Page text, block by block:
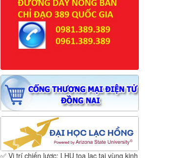
✅ Vị trí chiến lược: LHU tọa lạc tại vùng kinh